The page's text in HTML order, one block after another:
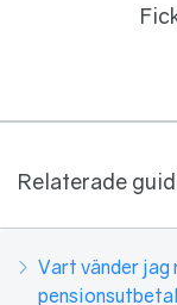
Relaterade
Vart vänder jag